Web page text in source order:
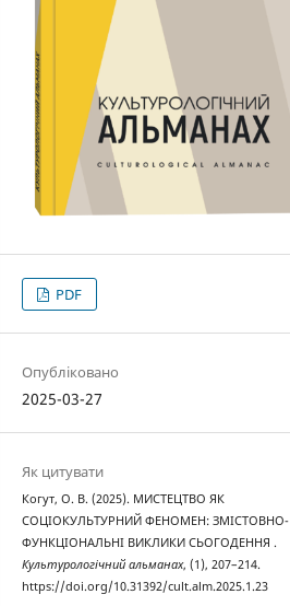
PDF
Опубліковано
2025-03-27
Як цитувати
Когут, О. В. (2025). МИСТЕЦТВО ЯК
СОЦІОКУЛЬТУРНИЙ ФЕНОМЕН: ЗМІСТОВНО-
ФУНКЦІОНАЛЬНІ ВИКЛИКИ СЬОГОДЕННЯ .
Культурологічний альманах, (1), 207–214.
https://doi.org/10.31392/cult.alm.2025.1.23